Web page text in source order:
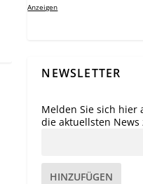
Anzeigen
NEWSLETTER
Melden Sie sich hier
die aktuellsten
HINZUFÜGEN